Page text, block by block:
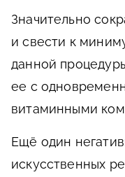
Значительно
и свести к
данной
ее с
витаминными
Ещё один
искусственных